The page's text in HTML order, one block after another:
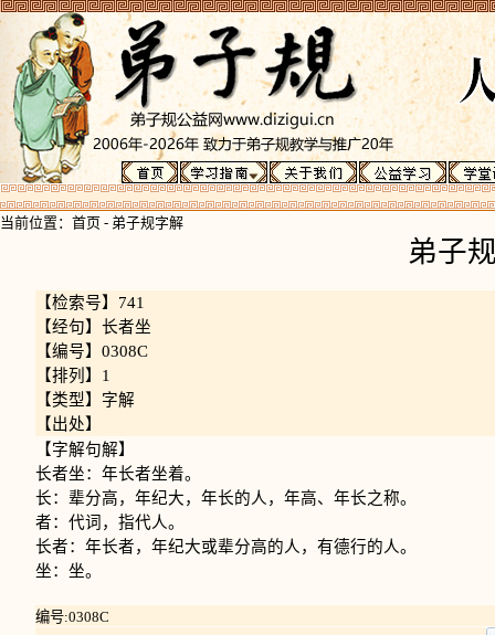
当前位置： 首页 - 弟子规字解
弟子
【检索号】741
【经句】长者坐
【编号】0308C
【排列】1
【类型】字解
【出处】
【字解句解】
长者坐：年长者坐着。
长：辈分高，年纪大，年长的人，年高、年长之称。
者：代词，指代人。
长者：年长者，年纪大或辈分高的人，有德行的人。
坐：坐。
编号:0308C